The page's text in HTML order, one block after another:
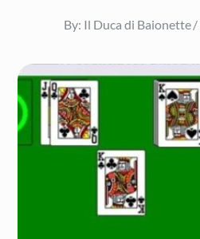
By: Il Duca di Baionette